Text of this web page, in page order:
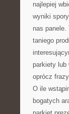
najlepiej
wyniki
nas
taniego
parkiety lub
oprócz
O ile
bogatych